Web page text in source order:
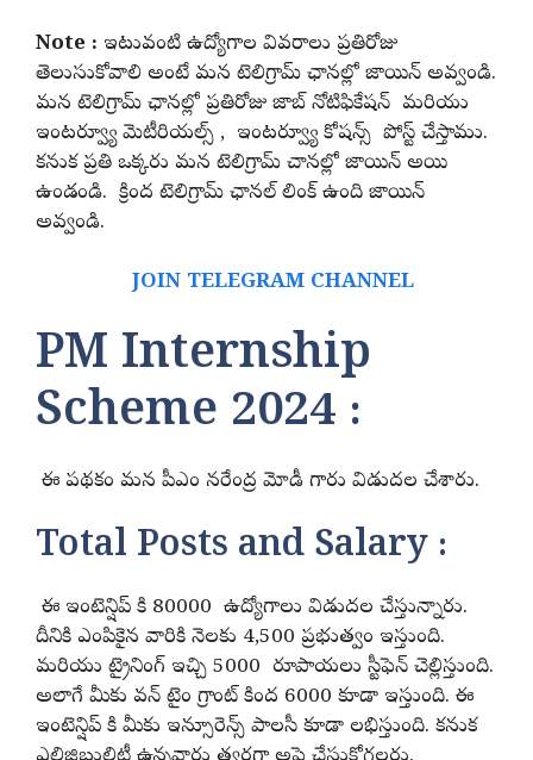
Note : ఇటువంటి ఉద్యోగాల వివరాలు ప్రతిరోజు
తెలుసుకోవాలి అంటే మన టెలిగ్రామ్ ఛానల్లో జాయిన్ అవ్వండి.
మన టెలిగ్రామ్ ఛానల్లో ప్రతిరోజు జాబ్ నోటిఫికేషన్ మరియు
ఇంటర్వ్యూ మెటీరియల్స్ , ఇంటర్వ్యూ కోషన్స్ పోస్ట్ చేస్తాము.
కనుక ప్రతి ఒక్కరు మన టెలిగ్రామ్ చానల్లో జాయిన్ అయి
ఉండండి. క్రింద టెలిగ్రామ్ ఛానల్ లింక్ ఉంది జాయిన్
అవ్వండి.
JOIN TELEGRAM CHANNEL
PM Internship
Scheme 2024 :
ఈ పథకం మన పీఎం నరేంద్ర మోడీ గారు విడుదల చేశారు.
Total Posts and Salary :
ఈ ఇంటెన్షిప్ కి 80000 ఉద్యోగాలు విడుదల చేస్తున్నారు.
దీనికి ఎంపికైన వారికి నెలకు 4,500 ప్రభుత్వం ఇస్తుంది.
మరియు ట్రైనింగ్ ఇచ్చి 5000 రూపాయలు స్టీఫెన్ చెల్లిస్తుంది.
అలాగే మీకు వన్ టైం గ్రాంట్ కింద 6000 కూడా ఇస్తుంది. ఈ
ఇంటెన్షిప్ కి మీకు ఇన్సూరెన్స్ పాలసీ కూడా లభిస్తుంది. కనుక